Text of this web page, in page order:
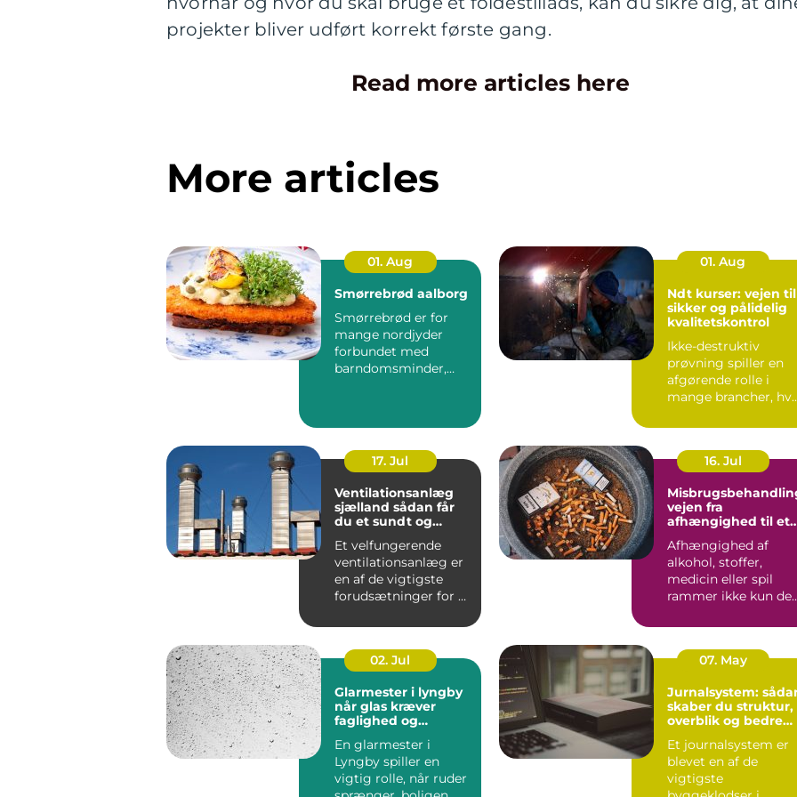
projekter bliver udført korrekt første gang.
Read more articles here
More articles
01. Aug
Smørrebrød aalborg
Smørrebrød er for
mange nordjyder
forbundet med
barndomsminder,
01. Aug
Ndt kurser: vejen til
sikker og pålidelig
kvalitetskontrol
Ikke-destruktiv
prøvning spiller en
afgørende rolle i
mange brancher,
d...
17. Jul
Ventilationsanlæg
sjælland sådan får
du et sundt og
Et velfungerende
ventilationsanlæg er
en af de vigtigste
forudsætninger for et
16. Jul
vejen fra
afhængighed til et
hverdagsliv
Afhængighed af
alkohol, stoffer,
medicin eller spil
rammer ikke kun
arbe...
02. Jul
Glarmester i lyngby
når glas kræver
faglighed og
En glarmester i
Lyngby spiller en
vigtig rolle, når ruder
07. May
Jurnalsystem:
skaber du struktur,
overblik og bedre
Et journalsystem er
blevet en af de
vigtigste